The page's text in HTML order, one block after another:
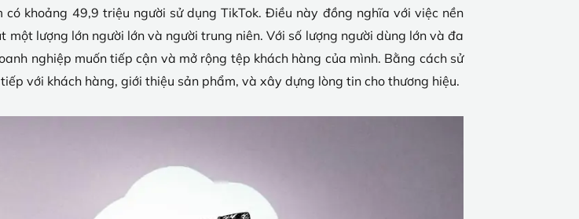
khoảng 49,9 triệu người sử dụng TikTok. Điều này đồng nghĩa với việc nền
lượng lớn người lớn và người trung niên. Với số lượng người dùng lớn và đa
nghiệp muốn tiếp cận và mở rộng tệp khách hàng của mình. Bằng cách sử
với khách hàng, giới thiệu sản phẩm, và xây dựng lòng tin cho thương hiệu.